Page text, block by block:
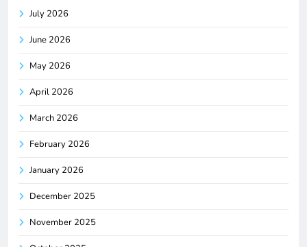
July 2026
June 2026
May 2026
April 2026
March 2026
February 2026
January 2026
December 2025
November 2025